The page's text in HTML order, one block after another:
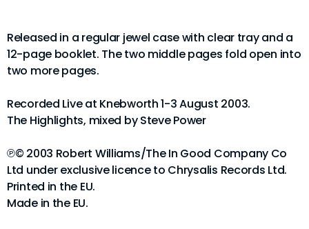
Released in a regular jewel case with clear tray and a
12-page booklet. The two middle pages fold open into
two more pages.
Recorded Live at Knebworth 1-3 August 2003.
The Highlights, mixed by Steve Power
℗© 2003 Robert Williams/The In Good Company Co
Ltd under exclusive licence to Chrysalis Records Ltd.
Printed in the EU.
Made in the EU.